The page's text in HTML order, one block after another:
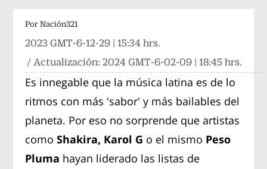
Por Nación321
2023 GMT-6-12-29 | 15:34 hrs.
/ Actualización:2024 GMT-6-02-09 | 18:45 hrs.
Es innegable que la música latina es de lo
ritmos con más 'sabor' y más bailables del
planeta. Por eso no sorprende que artistas
como Shakira, Karol G o el mismo Peso
Pluma hayan liderado las listas de